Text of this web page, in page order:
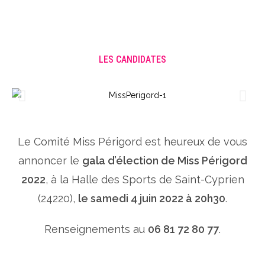
LES CANDIDATES
Le Comité Miss Périgord est heureux de vous
annoncer le gala d’élection de Miss Périgord
2022, à la Halle des Sports de Saint-Cyprien
(24220), le samedi 4 juin 2022 à 20h30.
Renseignements au 06 81 72 80 77.